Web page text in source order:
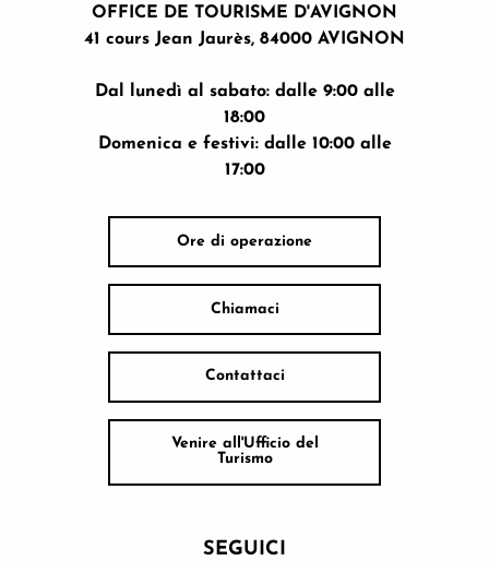
OFFICE DE TOURISME D'AVIGNON
41 cours Jean Jaurès, 84000 AVIGNON
Dal lunedì al sabato: dalle 9:00 alle
18:00
Domenica e festivi: dalle 10:00 alle
17:00
Ore di operazione
Chiamaci
Contattaci
Venire all'Ufficio del
Turismo
SEGUICI